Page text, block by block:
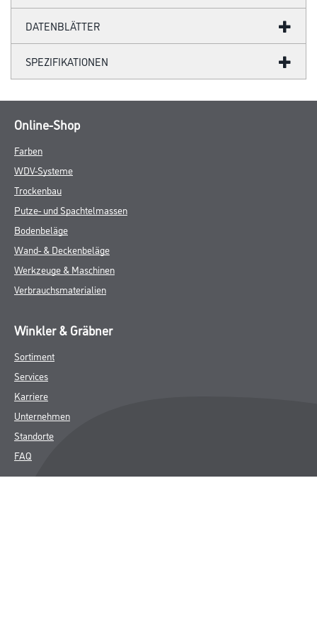
DATENBLÄTTER
SPEZIFIKATIONEN
Online-Shop
Farben
WDV-Systeme
Trockenbau
Putze- und Spachtelmassen
Bodenbeläge
Wand- & Deckenbeläge
Werkzeuge & Maschinen
Verbrauchsmaterialien
Winkler & Gräbner
Sortiment
Services
Karriere
Unternehmen
Standorte
FAQ